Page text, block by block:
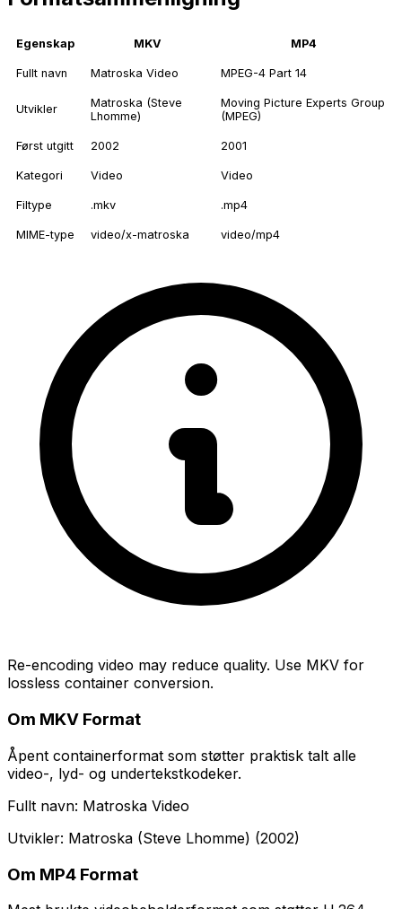
Egenskap MKV MP4
Fullt navn Matroska Video MPEG-4 Part 14
Utvikler
Matroska (Steve
Lhomme)
Moving Picture Experts Group
(MPEG)
Først utgitt 2002 2001
Kategori Video Video
Filtype .mkv .mp4
MIME-type video/x-matroska video/mp4
Re-encoding video may reduce quality. Use MKV for
lossless container conversion.
Om MKV Format
Åpent containerformat som støtter praktisk talt alle
video-, lyd- og undertekstkodeker.
Fullt navn: Matroska Video
Utvikler: Matroska (Steve Lhomme) (2002)
Om MP4 Format